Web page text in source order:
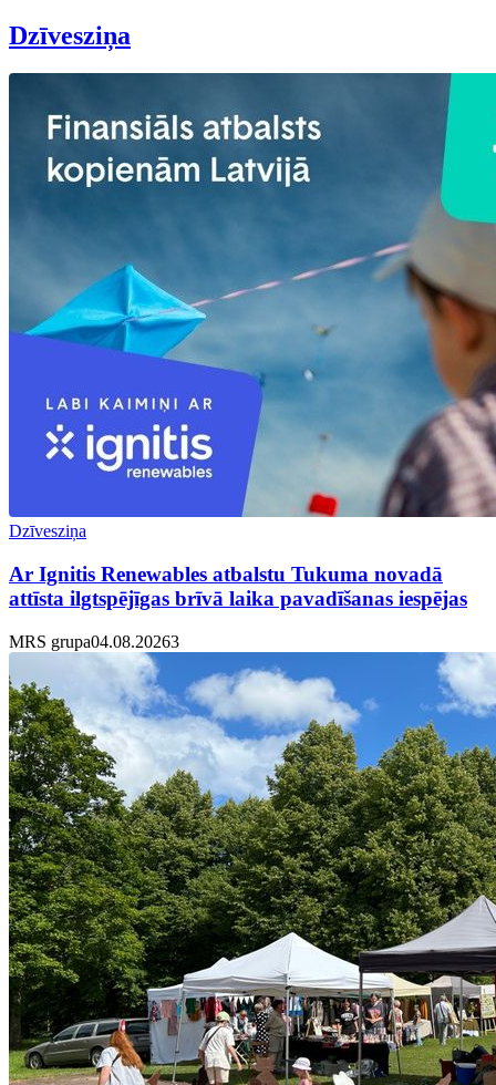
Dzīvesziņa
Dzīvesziņa
Ar Ignitis Renewables atbalstu Tukuma novadā
attīsta ilgtspējīgas brīvā laika pavadīšanas iespējas
MRS grupa04.08.20263